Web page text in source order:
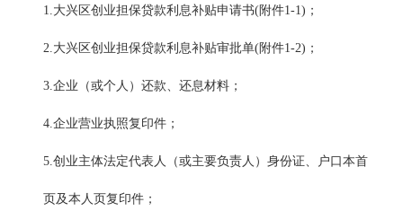
1.大兴区创业担保贷款利息补贴申请书(附件1-1)；
2.大兴区创业担保贷款利息补贴审批单(附件1-2)；
3.企业（或个人）还款、还息材料；
4.企业营业执照复印件；
5.创业主体法定代表人（或主要负责人）身份证、户口本首
页及本人页复印件；